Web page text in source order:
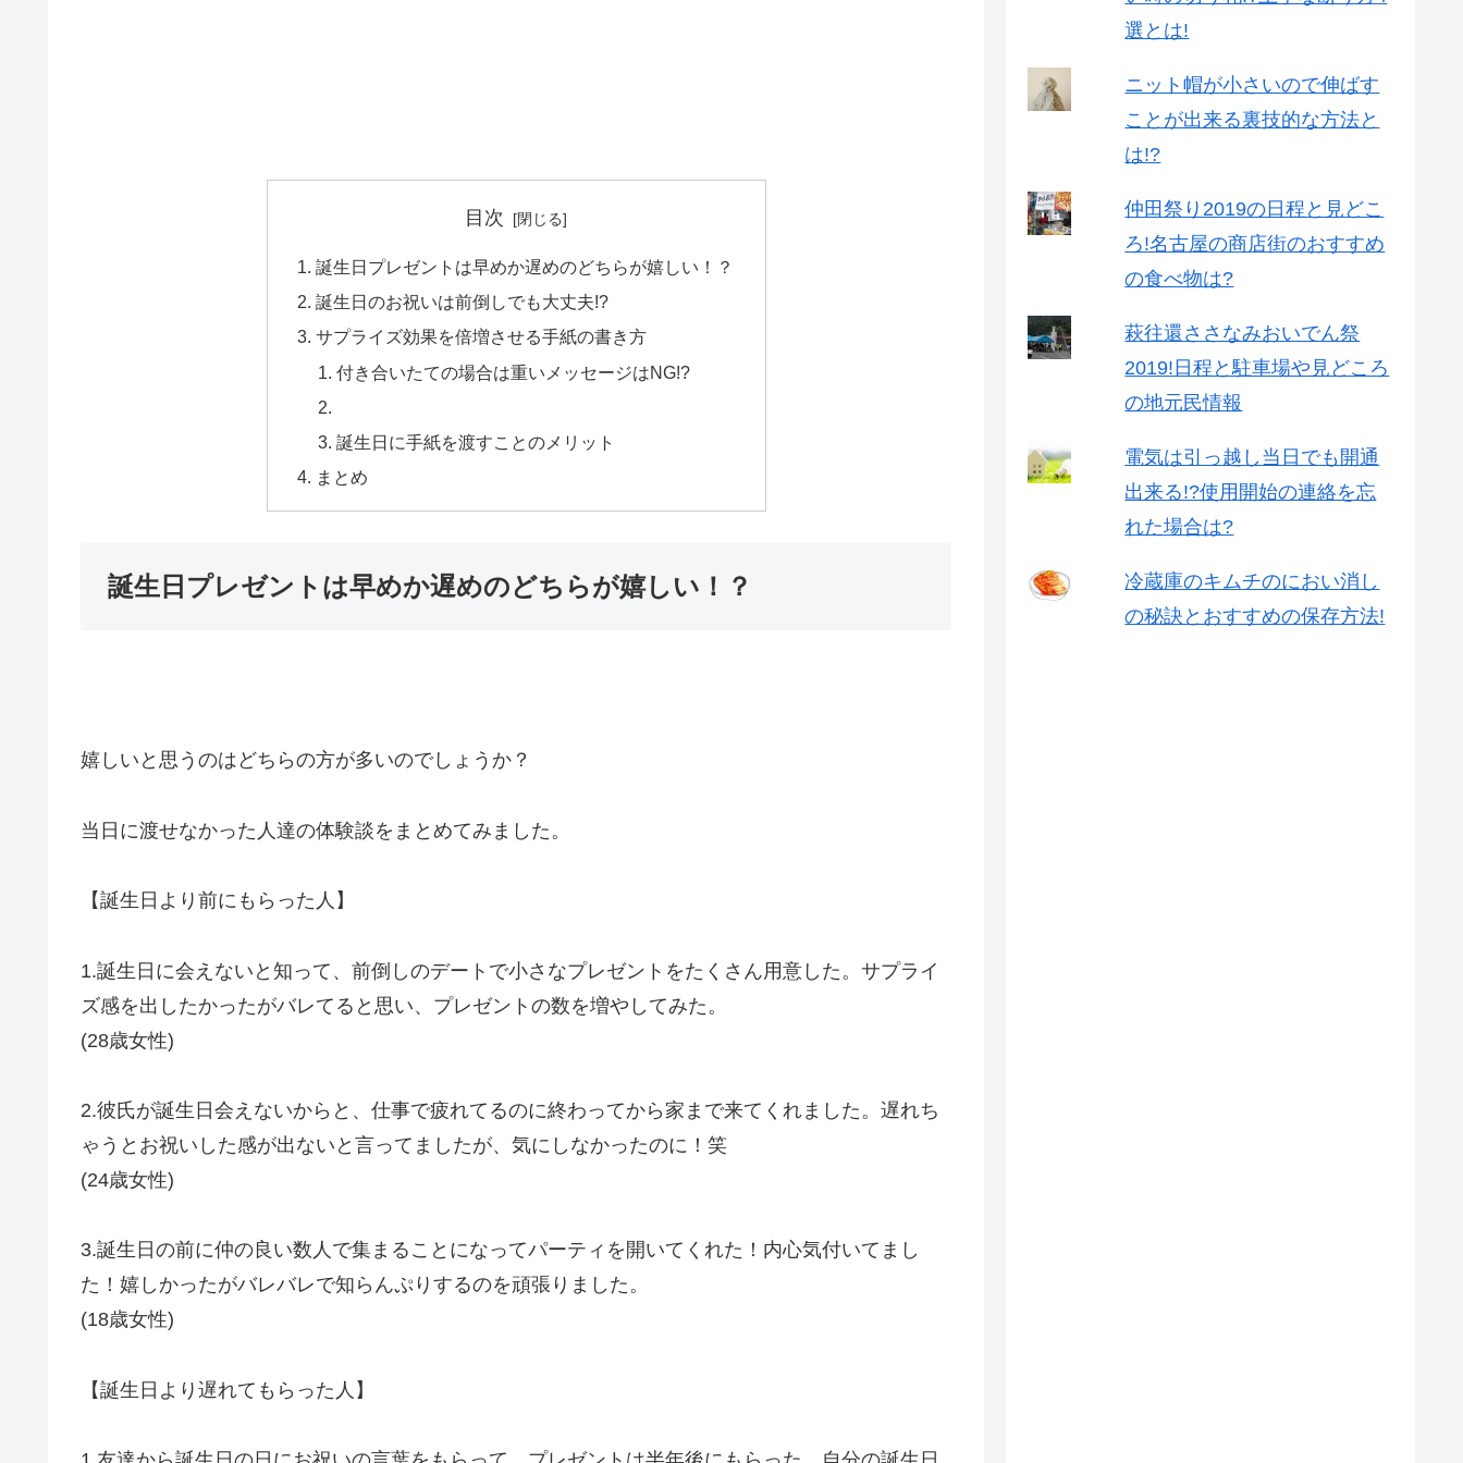
目次
誕生日プレゼントは早めか遅めのどちらが嬉しい！？
誕生日のお祝いは前倒しでも大丈夫!?
サプライズ効果を倍増させる手紙の書き方
付き合いたての場合は重いメッセージはNG!?
誕生日に手紙を渡すことのメリット
まとめ
誕生日プレゼントは早めか遅めのどちらが嬉しい！？
嬉しいと思うのはどちらの方が多いのでしょうか？
当日に渡せなかった人達の体験談をまとめてみました。
【誕生日より前にもらった人】
1.誕生日に会えないと知って、前倒しのデートで小さなプレゼントをたくさん用意した。サプライ
ズ感を出したかったがバレてると思い、プレゼントの数を増やしてみた。
(28歳女性)
2.彼氏が誕生日会えないからと、仕事で疲れてるのに終わってから家まで来てくれました。遅れち
ゃうとお祝いした感が出ないと言ってましたが、気にしなかったのに！笑
(24歳女性)
3.誕生日の前に仲の良い数人で集まることになってパーティを開いてくれた！内心気付いてまし
た！嬉しかったがバレバレで知らんぷりするのを頑張りました。
(18歳女性)
【誕生日より遅れてもらった人】
選とは!
ニット帽が小さいので伸ばす
ことが出来る裏技的な方法と
は!?
仲田祭り2019の日程と見どこ
ろ!名古屋の商店街のおすすめ
の食べ物は?
萩往還ささなみおいでん祭
2019!日程と駐車場や見どころ
の地元民情報
電気は引っ越し当日でも開通
出来る!?使用開始の連絡を忘
れた場合は?
冷蔵庫のキムチのにおい消し
の秘訣とおすすめの保存方法!